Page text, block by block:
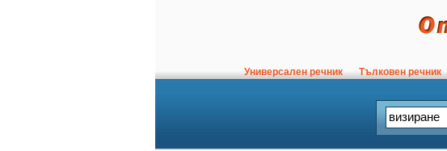
Универсален речник Тълковен речник